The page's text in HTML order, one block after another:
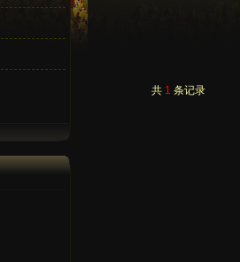
共 1 条记录